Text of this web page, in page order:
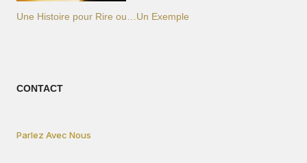
Une Histoire pour Rire ou…Un Exemple
CONTACT
Parlez Avec Nous